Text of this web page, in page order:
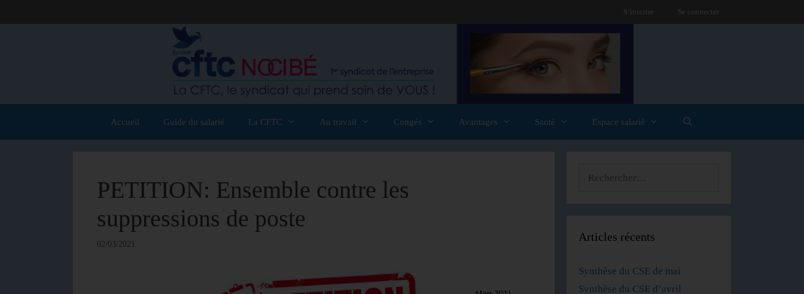
S’inscrire Se connecter
Accueil Guide du salarié La CFTC Au travail Congés Avantages Santé Espace salarié
PETITION: Ensemble contre les
suppressions de poste
02/03/2021
Articles récents
Synthèse du CSE de mai
Synthèse du CSE d’avril